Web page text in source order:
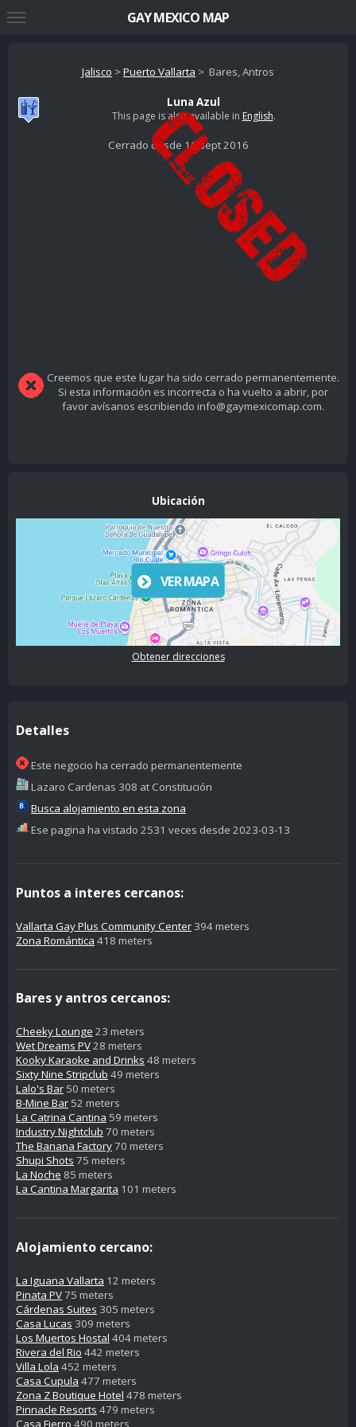
Jalisco >Puerto Vallarta > Bares, Antros
Luna Azul
This page is also available in English.
Cerrado desde 16 sept 2016
Creemos que este lugar ha sido cerrado permanentemente.
Si esta información es incorrecta o ha vuelto a abrir, por
favor avísanos escribiendo info@gaymexicomap.com.
Ubicación
VER MAPA
Obtener direcciones
Detalles
Este negocio ha cerrado permanentemente
Lazaro Cardenas 308 at Constitución
Busca alojamiento en esta zona
Ese pagina ha vistado 2531 veces desde 2023-03-13
Puntos a interes cercanos:
Vallarta Gay Plus Community Center 394 meters
Zona Romántica 418 meters
Bares y antros cercanos:
Cheeky Lounge 23 meters
Wet Dreams PV28 meters
Kooky Karaoke and Drinks 48 meters
Sixty Nine Stripclub 49 meters
Lalo's Bar 50 meters
B-Mine Bar 52 meters
La Catrina Cantina 59 meters
Industry Nightclub 70 meters
The Banana Factory70 meters
Shupi Shots 75 meters
La Noche 85 meters
La Cantina Margarita 101 meters
Alojamiento cercano:
La Iguana Vallarta 12 meters
Pinata PV75 meters
Cárdenas Suites 305 meters
Casa Lucas 309 meters
Los Muertos Hostal 404 meters
Rivera del Rio 442 meters
Villa Lola 452 meters
Casa Cupula 477 meters
Zona Z Boutique Hotel 478 meters
Pinnacle Resorts 479 meters
Casa Fierro 490 meters
GAY MEXICO MAP